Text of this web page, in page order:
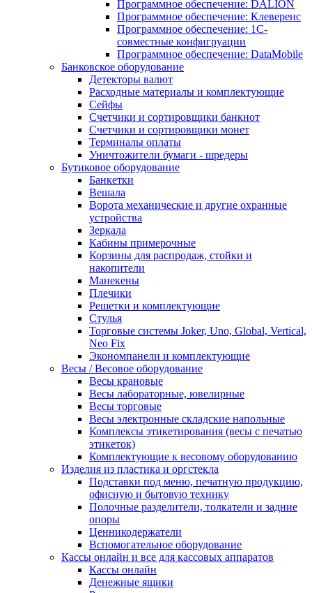
Программное обеспечение: DALION
Программное обеспечение: Клеверенс
Программное обеспечение: 1С-
совместные конфигруации
Программное обеспечение: DataMobile
Банковское оборудование
Детекторы валют
Расходные материалы и комплектующие
Сейфы
Счетчики и сортировщики банкнот
Счетчики и сортировщики монет
Терминалы оплаты
Уничтожители бумаги - шредеры
Бутиковое оборудование
Банкетки
Вешала
Ворота механические и другие охранные
устройства
Зеркала
Кабины примерочные
Корзины для распродаж, стойки и
накопители
Манекены
Плечики
Решетки и комплектующие
Стулья
Торговые системы Joker, Uno, Global, Vertical,
Neo Fix
Экономпанели и комплектующие
Весы / Весовое оборудование
Весы крановые
Весы лабораторные, ювелирные
Весы торговые
Весы электронные складские напольные
Комплексы этикетирования (весы с печатью
этикеток)
Комплектующие к весовому оборудованию
Изделия из пластика и оргстекла
Подставки под меню, печатную продукцию,
офисную и бытовую технику
Полочные разделители, толкатели и задние
опоры
Ценникодержатели
Вспомогательное оборудование
Кассы онлайн и все для кассовых аппаратов
Кассы онлайн
Денежные ящики